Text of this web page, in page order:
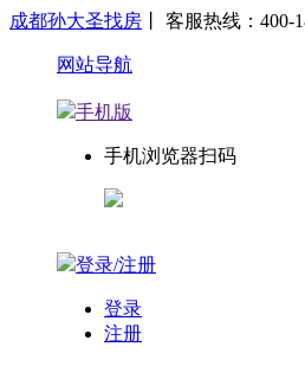
成都孙大圣找房 丨 客服热线：400-
网站导航
手机版
手机浏览器扫码
登录/注册
登录
注册